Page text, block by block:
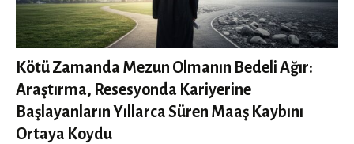
Kötü Zamanda Mezun Olmanın Bedeli Ağır:
Araştırma, Resesyonda Kariyerine
Başlayanların Yıllarca Süren Maaş Kaybını
Ortaya Koydu